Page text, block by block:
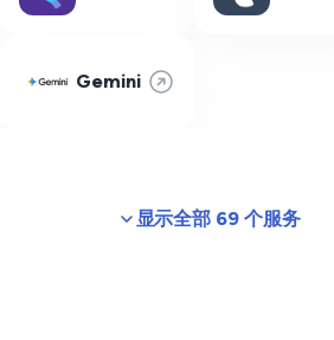
Gemini
显示全部 69 个服务